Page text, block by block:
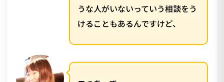
うな人がいないっていう相談をう
けることもあるんですけど、